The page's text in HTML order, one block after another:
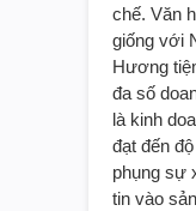
chế. Văn
giống với
Hương
đa số
là kinh
đạt đến
phụng sự
tin vào